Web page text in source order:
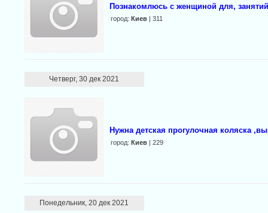
Познакомлюсь с женщиной для,
город: Киев| 311
Четверг, 30 дек 2021
Нужна детская прогулочная коляска
город: Киев| 229
Понедельник, 20 дек 2021